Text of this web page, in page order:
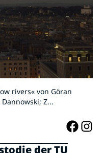
rivers« von Göran
Z...
der TU